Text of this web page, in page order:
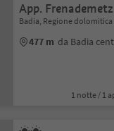
App.
Badia, Regione dolomitica
477 m da Badia
1 notte / 1